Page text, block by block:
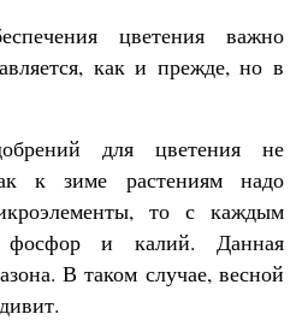
цветения важно
как и прежде, но в
для цветения не
к зиме растениям надо
то с каждым
фосфор и калий. Данная
В таком случае, весной